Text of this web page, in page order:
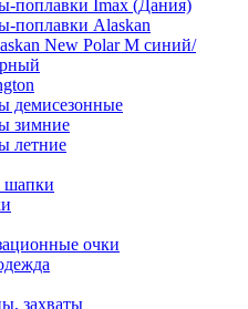
поплавки Imax (Дания)
поплавки Alaskan
New Polar M синий/
демисезонные
зимние
летние
шапки
очки
захваты